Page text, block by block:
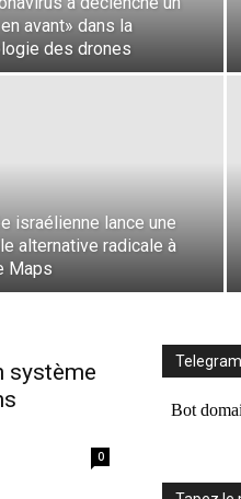
avant» dans la
des drones
israélienne lance une
alternative radicale à
Maps
système
0
Telegram